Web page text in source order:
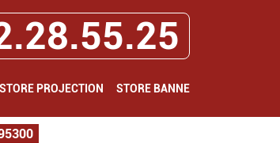
STORE PROJECTION STORE BANNE